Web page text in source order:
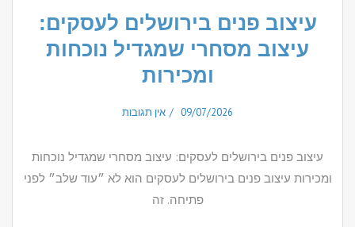
עיצוב פנים בירושלים לעסקים:
עיצוב מסחרי שמגדיל נוכחות
ומכירות
09/07/2026 אין תגובות
עיצוב פנים בירושלים לעסקים: עיצוב מסחרי שמגדיל נוכחות
ומכירות עיצוב פנים בירושלים לעסקים הוא לא ״עוד שלב״ לפני
פתיחה. זה